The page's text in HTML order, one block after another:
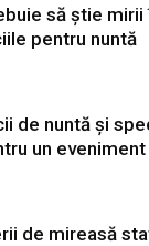
să știe mirii
pentru nuntă
de nuntă și
un
de mireasă